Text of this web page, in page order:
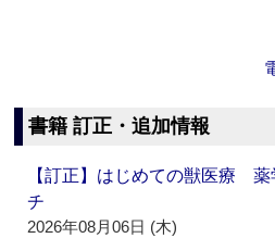
書籍 訂正・追加情報
【訂正】はじめての獣医療
チ
2026年08月06日 (木)